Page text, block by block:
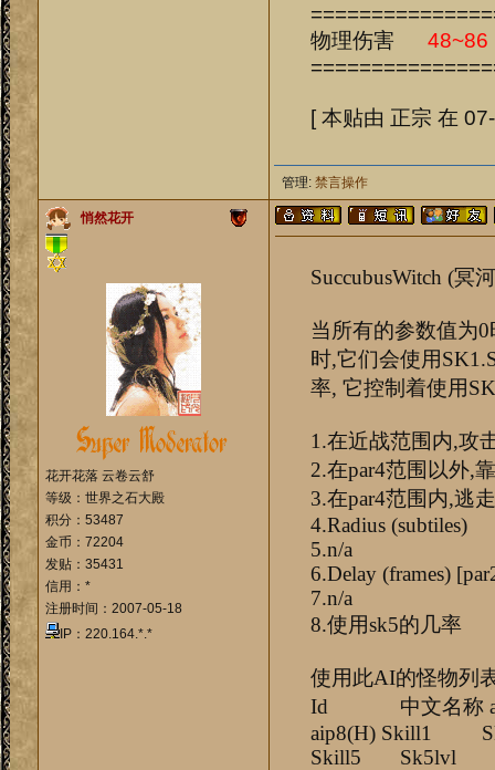
物理伤害 48~86
[ 本贴由 正宗 在
管理: 禁言操作
悄然花开
花开花落 云卷云舒
等级：世界之石大殿
积分：53487
金币：72204
发贴：35431
信用：*
注册时间：2007-05-18
IP：220.164.*.*
SuccubusWitch (冥
当所有的参数值为
时,它们会使用
率, 它控制着使用
1.在近战范围内,攻
2.在par4范围以外,
3.在par4范围内,逃
4.Radius (subtiles)
5.n/a
6.Delay (frames)
7.n/a
8.使用sk5的几率
使用此AI的怪物列
Id 中文名称
aip8(H) Skill1
Skill5 Sk5lvl